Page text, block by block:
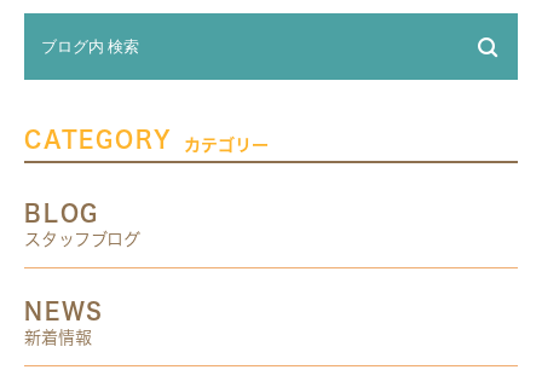
CATEGORY カテゴリー
BLOG
スタッフブログ
NEWS
新着情報